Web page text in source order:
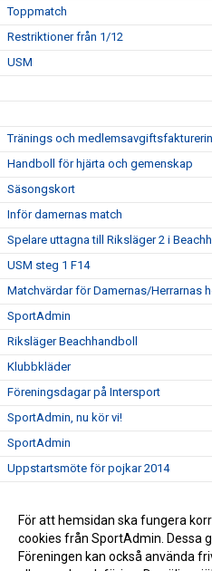
Toppmatch
Restriktioner från 1/12
USM
Tränings och
Handboll för hjärta och gemenskap
Säsongskort
Inför damernas match
Spelare uttagna till Riksläger 2 i
USM steg 1 F14
Matchvärdar för Damernas/Herrarnas
SportAdmin
Riksläger Beachhandboll
Klubbkläder
Föreningsdagar på Intersport
SportAdmin, nu kör vi!
SportAdmin
Uppstartsmöte för pojkar 2014
Ny klädleverantör
Vi minns Johnny Månsson
För att hemsidan ska fungera
cookies från SportAdmin. Dessa
Föreningen kan också använda